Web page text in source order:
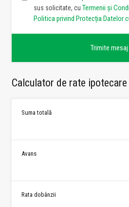
sus solicitate, cu Termenii și
Politica privind Protecția Datelor
Calculator de rate ipotecare
Suma totală
Avans
Rata dobânzii